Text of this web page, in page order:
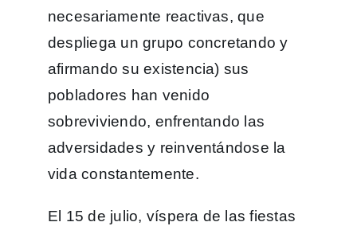
necesariamente reactivas, que
despliega un grupo concretando y
afirmando su existencia) sus
pobladores han venido
sobreviviendo, enfrentando las
adversidades y reinventándose la
vida constantemente.
El 15 de julio, víspera de las fiestas